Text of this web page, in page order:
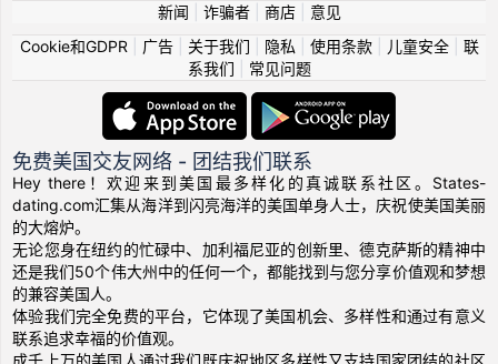
新闻 诈骗者| 商店| 意见
Cookie和GDPR
广告| 关于我们 隐私 使用条款| 儿童安全| 联
系我们
常见问题
免费美国交友网络 - 团结我们联系
Hey there！欢迎来到美国最多样化的真诚联系社区。States-
dating.com汇集从海洋到闪亮海洋的美国单身人士，庆祝使美国美丽
的大熔炉。
无论您身在纽约的忙碌中、加利福尼亚的创新里、德克萨斯的精神中
还是我们50个伟大州中的任何一个，都能找到与您分享价值观和梦想
的兼容美国人。
体验我们完全免费的平台，它体现了美国机会、多样性和通过有意义
联系追求幸福的价值观。
成千上万的美国人通过我们既庆祝地区多样性又支持国家团结的社区